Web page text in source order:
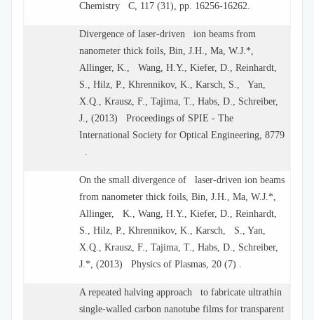
Chemistry C, 117 (31), pp. 16256-16262.
Divergence of laser-driven ion beams from
nanometer thick foils, Bin, J.H., Ma, W.J.*,
Allinger, K., Wang, H.Y., Kiefer, D., Reinhardt,
S., Hilz, P., Khrennikov, K., Karsch, S., Yan,
X.Q., Krausz, F., Tajima, T., Habs, D., Schreiber,
J., (2013) Proceedings of SPIE - The
International Society for Optical Engineering, 8779
.
On the small divergence of laser-driven ion beams
from nanometer thick foils, Bin, J.H., Ma, W.J.*,
Allinger, K., Wang, H.Y., Kiefer, D., Reinhardt,
S., Hilz, P., Khrennikov, K., Karsch, S., Yan,
X.Q., Krausz, F., Tajima, T., Habs, D., Schreiber,
J.*, (2013) Physics of Plasmas, 20 (7) .
A repeated halving approach to fabricate ultrathin
single-walled carbon nanotube films for transparent